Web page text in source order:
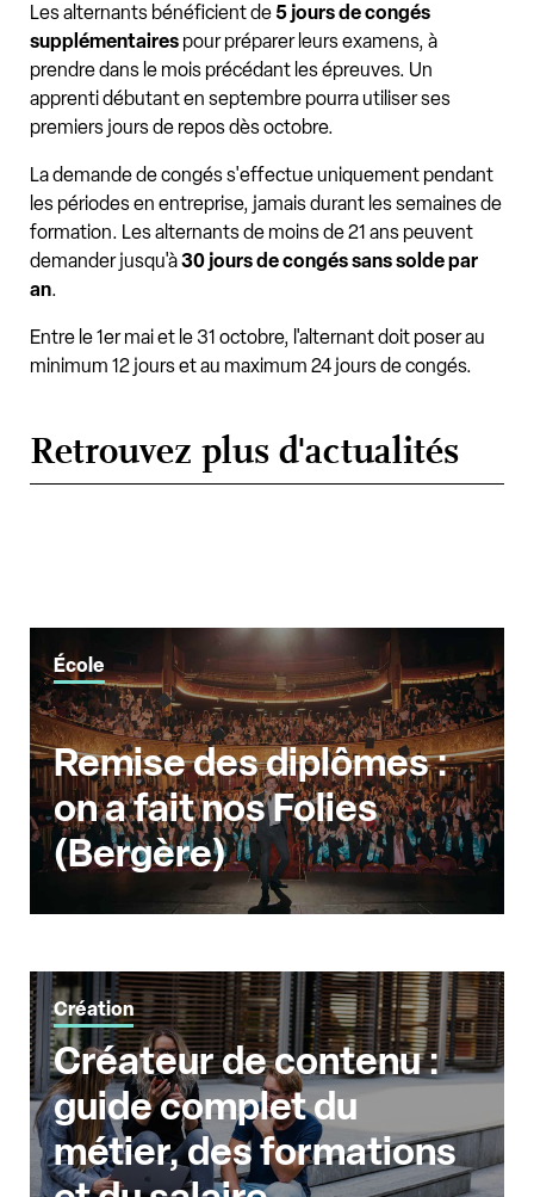
Les alternants bénéficient de5 jours de congés
supplémentaires pour préparer leurs examens, à
prendre dans le mois précédant les épreuves. Un
apprenti débutant en septembre pourra utiliser ses
premiers jours de repos dès octobre.
La demande de congés s'effectue uniquement pendant
les périodes en entreprise, jamais durant les semaines de
formation. Les alternants de moins de 21 ans peuvent
demander jusqu'à30 jours de congés sans solde par
an.
Entre le 1er mai et le 31 octobre, l'alternant doit poser au
minimum 12 jours et au maximum 24 jours de congés.
Retrouvez plus d'actualités
École
Remise des diplômes :
on a fait nos Folies
(Bergère)
Création
Créateur de contenu :
guide complet du
métier, des formations